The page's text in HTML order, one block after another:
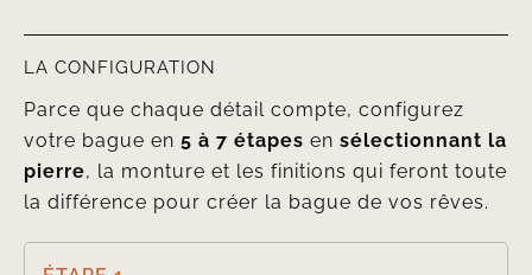
LA CONFIGURATION
Parce que chaque détail compte, configurez
votre bague en 5 à 7 étapes en sélectionnant la
pierre, la monture et les finitions qui feront toute
la différence pour créer la bague de vos rêves.